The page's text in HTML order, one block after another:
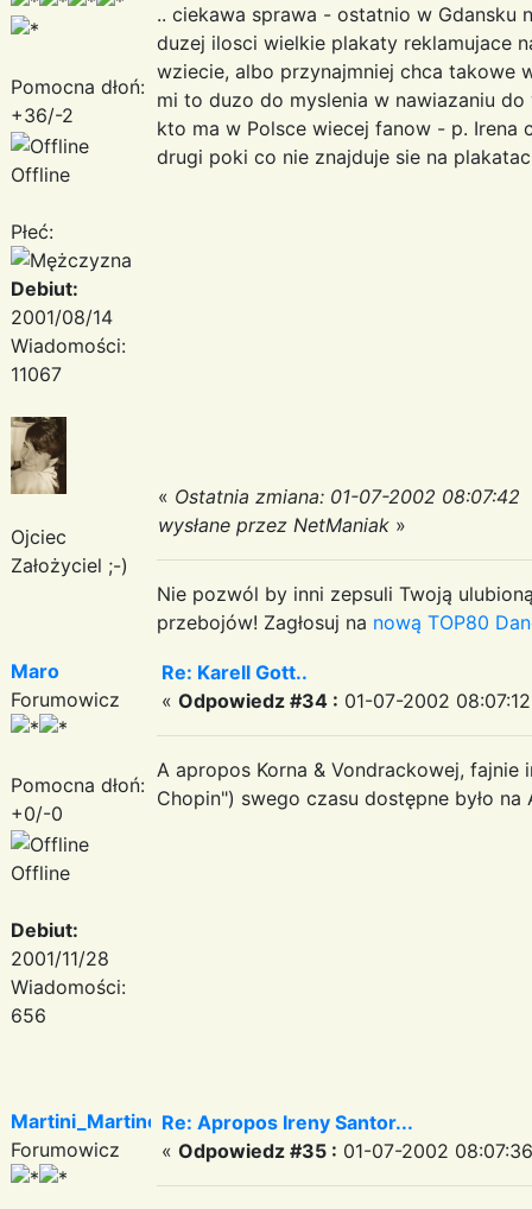
Pomocna dłoń:
+36/-2
Offline
Płeć:
Debiut:
2001/08/14
Wiadomości:
11067
Ojciec
Założyciel ;-)
.. ciekawa sprawa - ostatnio w Gdansku
duzej ilosci wielkie plakaty reklamujace
wziecie, albo przynajmniej chca takowe
mi to duzo do myslenia w nawiazaniu
kto ma w Polsce wiecej fanow - p. Irena
drugi poki co nie znajduje sie na
« Ostatnia zmiana: 01-07-2002 08:07:42
wysłane przez NetManiak »
Nie pozwól by inni zepsuli Twoją
przebojów! Zagłosuj na nową TOP80
Maro
Forumowicz
Pomocna dłoń:
+0/-0
Offline
Debiut:
2001/11/28
Wiadomości:
656
Re: Karell Gott..
« Odpowiedz #34 : 01-07-2002
A apropos Korna & Vondrackowej, fajnie
Chopin") swego czasu dostępne było na
Martini_Martinez
Forumowicz
Re: Apropos Ireny Santor...
« Odpowiedz #35 : 01-07-2002